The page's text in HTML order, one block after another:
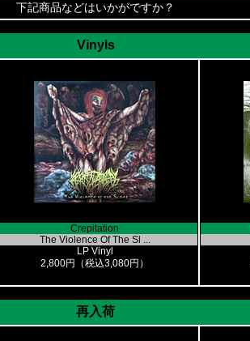
下記商品などはいかがですか？
Vinyls
Crepitation
The Violence Of The Sl ...
LP Vinyl
2,800円（税込3,080円）
再入荷